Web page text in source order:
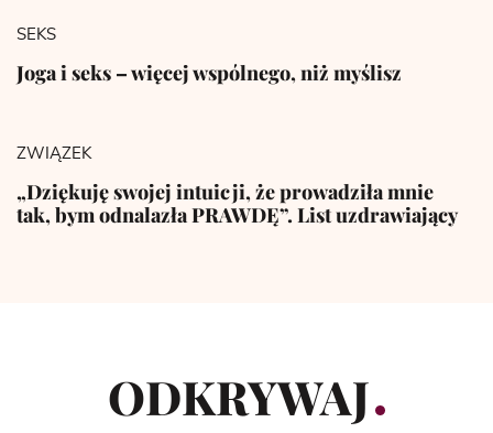
SEKS
Joga i seks – więcej wspólnego, niż myślisz
ZWIĄZEK
„Dziękuję swojej intuicji, że prowadziła mnie
tak, bym odnalazła PRAWDĘ”. List uzdrawiający
ODKRYWAJ